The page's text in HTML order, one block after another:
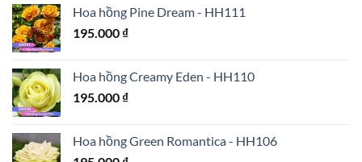
Hoa hồng Pine Dream - HH111
195.000 ₫
Hoa hồng Creamy Eden - HH110
195.000 ₫
Hoa hồng Green Romantica - HH106